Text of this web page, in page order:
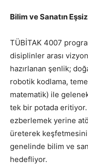
Bilim ve Sanatın
TÜBİTAK 4007
disiplinler arası
hazırlanan şenlik;
robotik kodlama,
matematik) ile
tek bir potada eritiyor.
ezberlemek yerine
üreterek
genelinde bilim ve
hedefliyor.